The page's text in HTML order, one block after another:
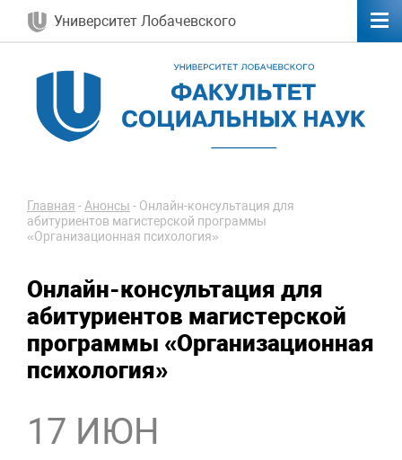
Университет Лобачевского
Главная -Анонсы - Онлайн-консультация для
абитуриентов магистерской программы
«Организационная психология»
Онлайн-консультация для
абитуриентов магистерской
программы «Организационная
психология»
17 ИЮН